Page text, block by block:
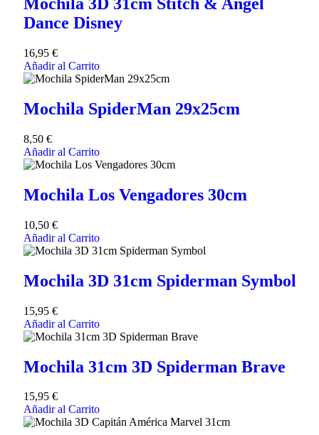
Mochila 3D 31cm Stitch & Angel
Dance Disney
16,95 €
Añadir al Carrito
Mochila SpiderMan 29x25cm
8,50 €
Añadir al Carrito
Mochila Los Vengadores 30cm
10,50 €
Añadir al Carrito
Mochila 3D 31cm Spiderman Symbol
15,95 €
Añadir al Carrito
Mochila 31cm 3D Spiderman Brave
15,95 €
Añadir al Carrito